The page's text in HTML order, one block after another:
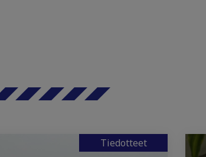
Tiedotteet